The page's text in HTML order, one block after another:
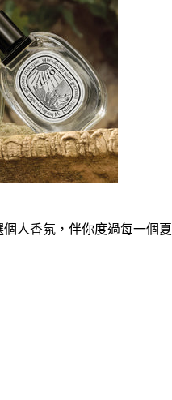
人香氛，伴你度過每一個夏